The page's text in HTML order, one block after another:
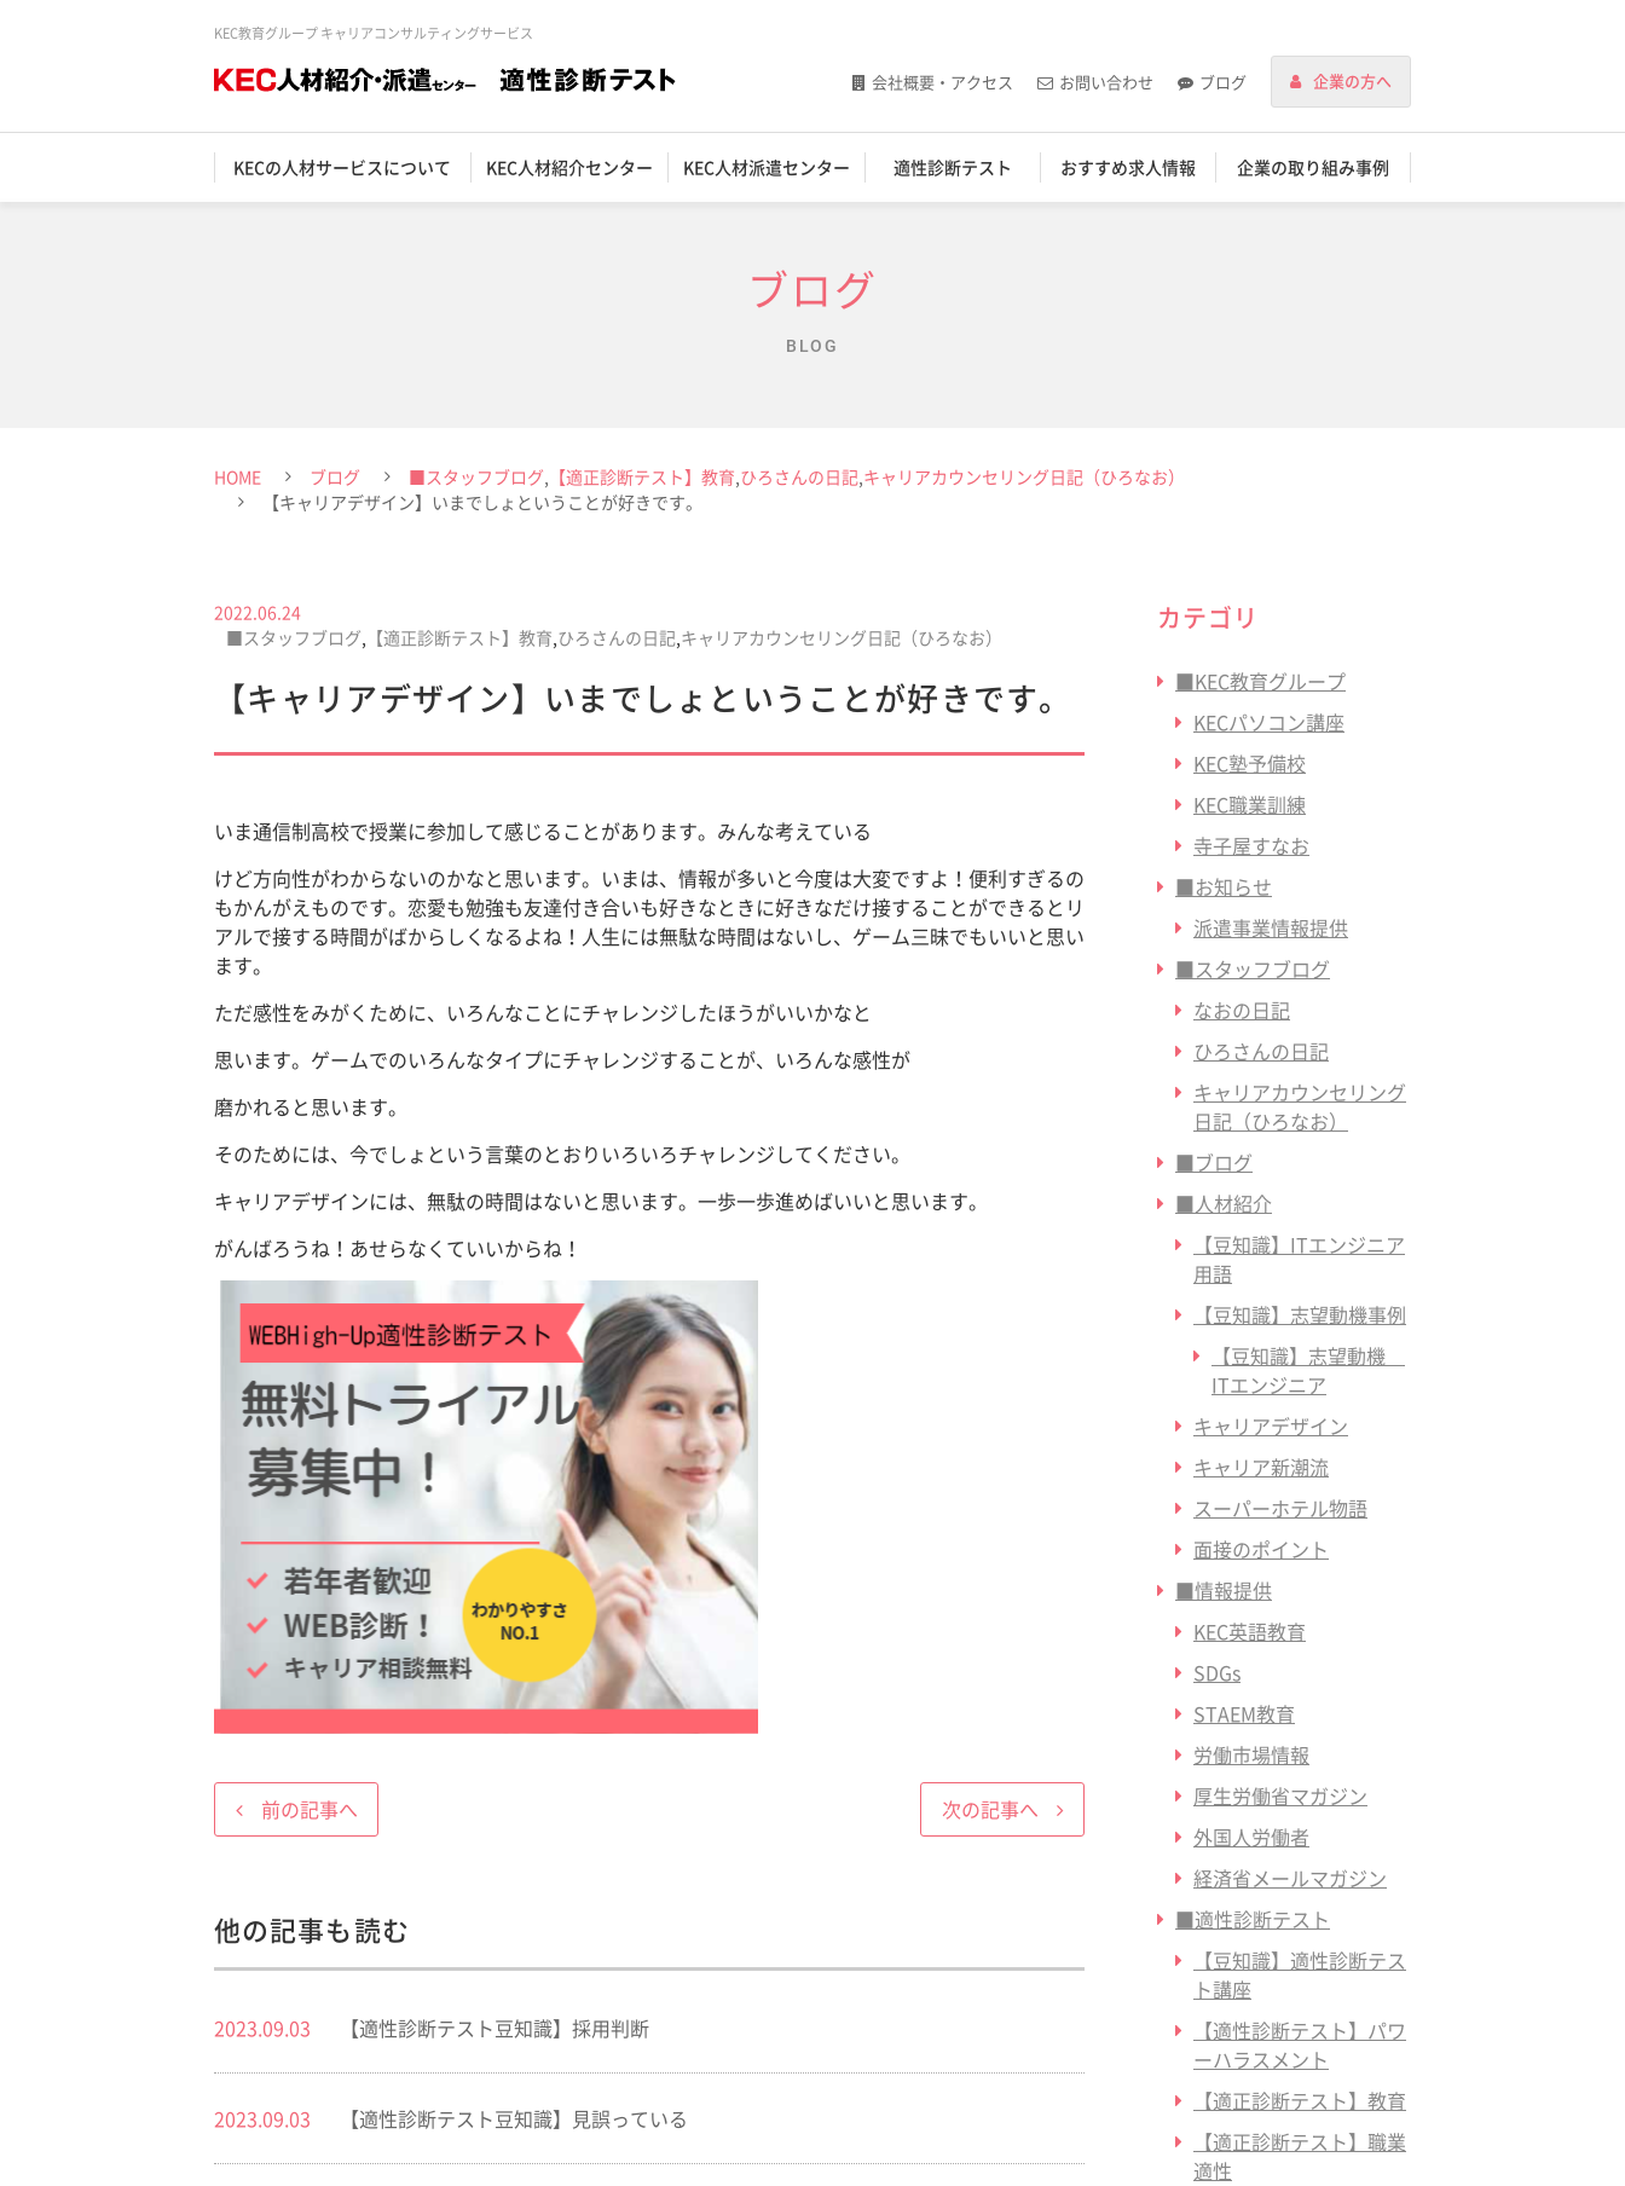
KEC教育グループ キャリアコンサルティングサービス
会社概要・アクセス お問い合わせ ブログ 企業の方へ
KECの人材サービスについて KEC人材紹介センター KEC人材派遣センター 適性診断テスト おすすめ求人情報 企業の取り組み事例
ブログ
BLOG
HOME ブログ ■スタッフブログ, 【適正診断テスト】教育,ひろさんの日記,キャリアカウンセリング日記（ひろなお）
【キャリアデザイン】いまでしょということが好きです。
2022.06.24
■スタッフブログ, 【適正診断テスト】教育,ひろさんの日記,キャリアカウンセリング日記（ひろなお）
【キャリアデザイン】いまでしょということが好きです。
いま通信制高校で授業に参加して感じることがあります。みんな考えている
けど方向性がわからないのかなと思います。いまは、情報が多いと今度は大変ですよ！便利すぎるの
もかんがえものです。恋愛も勉強も友達付き合いも好きなときに好きなだけ接することができるとリ
アルで接する時間がばからしくなるよね！人生には無駄な時間はないし、ゲーム三昧でもいいと思い
ます。
ただ感性をみがくために、いろんなことにチャレンジしたほうがいいかなと
思います。ゲームでのいろんなタイプにチャレンジすることが、いろんな感性が
磨かれると思います。
そのためには、今でしょという言葉のとおりいろいろチャレンジしてください。
キャリアデザインには、無駄の時間はないと思います。一歩一歩進めばいいと思います。
がんばろうね！あせらなくていいからね！
前の記事へ 次の記事へ
他の記事も読む
2023.09.03 【適性診断テスト豆知識】採用判断
2023.09.03 【適性診断テスト豆知識】見誤っている
カテゴリ
■KEC教育グループ
KECパソコン講座
KEC塾予備校
KEC職業訓練
寺子屋すなお
■お知らせ
派遣事業情報提供
■スタッフブログ
なおの日記
ひろさんの日記
キャリアカウンセリング
日記（ひろなお）
■ブログ
■人材紹介
【豆知識】ITエンジニア
用語
【豆知識】志望動機事例
【豆知識】志望動機
ITエンジニア
キャリアデザイン
キャリア新潮流
スーパーホテル物語
面接のポイント
■情報提供
KEC英語教育
SDGs
STAEM教育
労働市場情報
厚生労働省マガジン
外国人労働者
経済省メールマガジン
■適性診断テスト
【豆知識】適性診断テス
ト講座
【適性診断テスト】パワ
ーハラスメント
【適正診断テスト】教育
【適正診断テスト】職業
適性